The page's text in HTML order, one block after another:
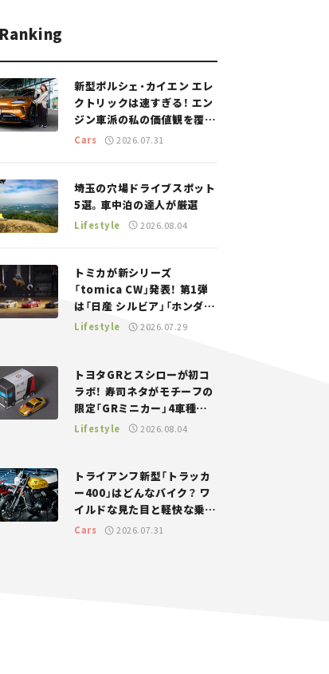
Ranking
新型ポルシェ・カイエン エレ
クトリックは速すぎる！ エン
ジン車派の私の価値観を覆し
た、新しいポルシェの走り。
Cars 2026.07.31
埼玉の穴場ドライブスポット
5選。車中泊の達人が厳選
Lifestyle 2026.08.04
トミカが新シリーズ
「tomica CW」発表！ 第1弾
は「日産 シルビア」「ホンダ
NSX」が登場。世界が注目す
Lifestyle 2026.07.29
トヨタGRとスシローが初コ
ラボ！ 寿司ネタがモチーフの
限定「GRミニカー」4車種が
登場。入手方法は？【クルマ
Lifestyle 2026.08.04
トライアンフ新型「トラッカ
ー400」はどんなバイク？ ワ
イルドな見た目と軽快な乗り
味を両立した400ccフラット
Cars 2026.07.31